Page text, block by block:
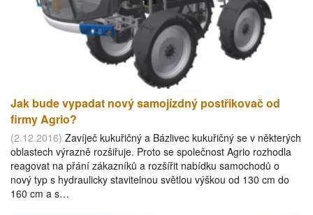
Jak bude vypadat nový samojízdný postřikovač od
firmy Agrio?
(2.12.2016) Zavíječ kukuřičný a Bázlivec kukuřičný se v některých
oblastech výrazně rozšiřuje. Proto se společnost Agrio rozhodla
reagovat na přání zákazníků a rozšířit nabídku samochodů o
nový typ s hydraulicky stavitelnou světlou výškou od 130 cm do
160 cm a s…